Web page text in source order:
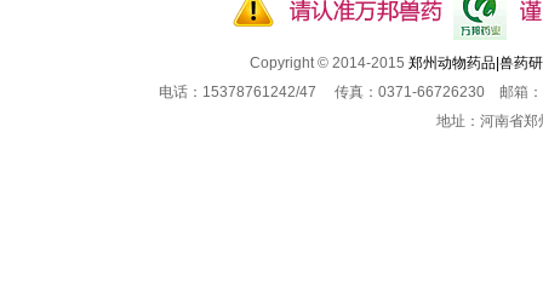
Copyright © 2014-2015 郑州动物药品|兽药
电话：15378761242/47 传真：0371-66726230 邮箱：
地址：河南省